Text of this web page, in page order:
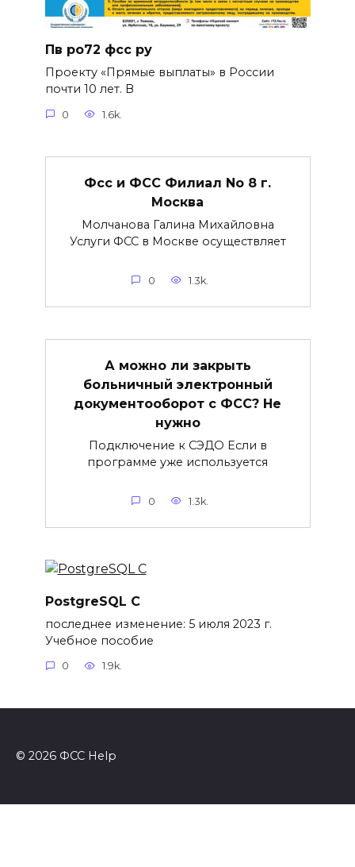
Пв ро72 фсс ру
Проекту «Прямые выплаты» в России
почти 10 лет. В
0 1.6k.
Фсс и ФСС Филиал No 8 г.
Москва
Молчанова Галина Михайловна
Услуги ФСС в Москве осуществляет
0 1.3k.
А можно ли закрыть
больничный электронный
документооборот с ФСС? Не
нужно
Подключение к СЭДО Если в
программе уже используется
0 1.3k.
PostgreSQL C
последнее изменение: 5 июля 2023 г.
Учебное пособие
0 1.9k.
© 2026 ФСС Help